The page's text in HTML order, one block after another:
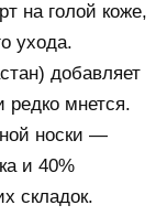
на голой коже,
ухода.
добавляет
редко мнется.
носки —
и 40%
складок.